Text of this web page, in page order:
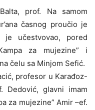
prof. Na samom
časnog proučio je
učestvovao, pored
za mujezine” i
čelu sa Minjom Sefić.
profesor u Karađoz-
Dedović, glavni imam
za mujezine” Amir –ef.